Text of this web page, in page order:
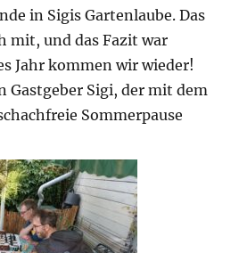
in Sigis Gartenlaube. Das
mit, und das Fazit war
Jahr kommen wir wieder!
Gastgeber Sigi, der mit dem
Sommerpause